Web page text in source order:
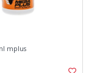
mplus